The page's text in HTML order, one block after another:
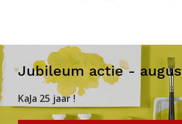
Jubileum actie -
KaJa 25 jaar !